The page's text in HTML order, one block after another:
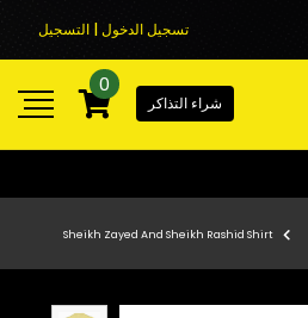
تسجيل الدخول | التسجيل
شراء التذاكر
0
Sheikh Zayed And Sheikh Rashid Shirt